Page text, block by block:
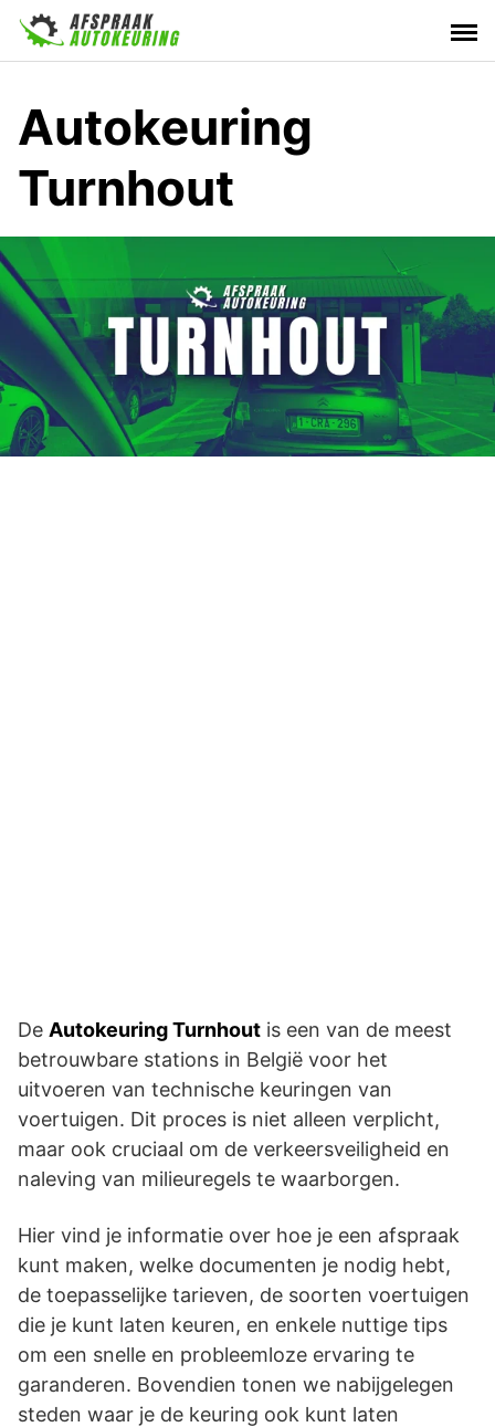
Skip
content
Autokeuring
Turnhout
De Autokeuring Turnhout is een van de meest
betrouwbare stations in België voor het
uitvoeren van technische keuringen van
voertuigen. Dit proces is niet alleen verplicht,
maar ook cruciaal om de verkeersveiligheid en
naleving van milieuregels te waarborgen.
Hier vind je informatie over hoe je een afspraak
kunt maken, welke documenten je nodig hebt,
de toepasselijke tarieven, de soorten voertuigen
die je kunt laten keuren, en enkele nuttige tips
om een snelle en probleemloze ervaring te
garanderen. Bovendien tonen we nabijgelegen
steden waar je de keuring ook kunt laten